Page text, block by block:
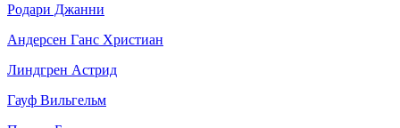
Родари Джанни
Андерсен Ганс Христиан
Линдгрен Астрид
Гауф Вильгельм